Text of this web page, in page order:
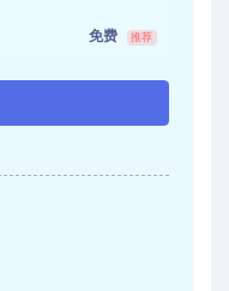
免费 推荐